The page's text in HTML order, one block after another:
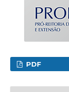
PDF